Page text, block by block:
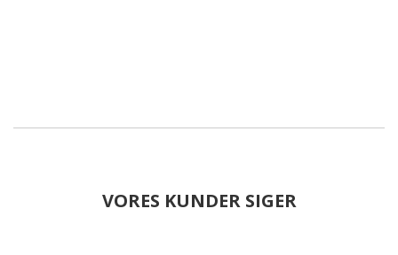
VORES KUNDER SIGER